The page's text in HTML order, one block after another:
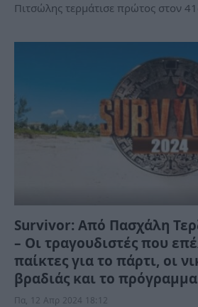
Πιτσώλης τερμάτισε πρώτος στον
Survivor: Από Πασχάλη
– Οι τραγουδιστές που
παίκτες για το πάρτι, οι
βραδιάς και το πρόγραμμα
Πα, 12 Απρ 2024 18:12